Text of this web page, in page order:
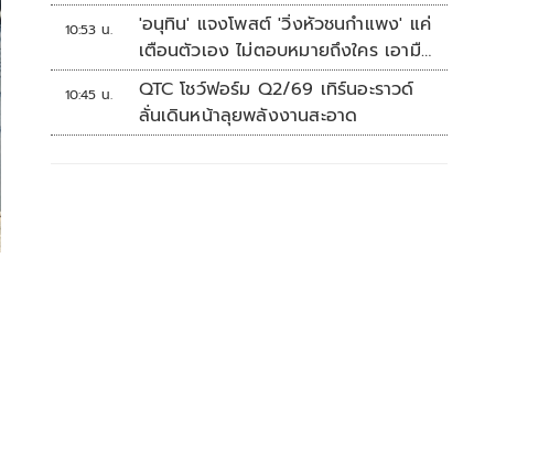
10:53 น.
'อนุทิน' แจงโพสต์ 'วิ่งหัวชนกำแพง' แค่
เตือนตัวเอง ไม่ตอบหมายถึงใคร เอามือ
แตะหน้าผากบอก 'หัวโน'
10:45 น.
QTC โชว์ฟอร์ม Q2/69 เทิร์นอะราวด์
ลั่นเดินหน้าลุยพลังงานสะอาด